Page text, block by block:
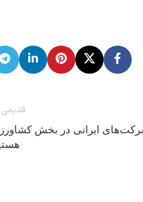
قدیمی
ایرانی در بخش